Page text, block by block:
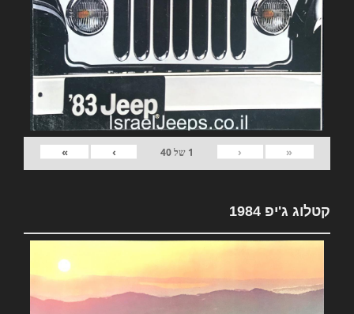
«
‹
1 של40
›
»
קטלוג ג'יפ 1984